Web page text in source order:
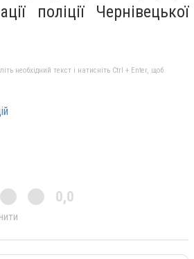
поліції Чернівецької
необхідний текст і натисніть Ctrl + Enter, щоб
0,0